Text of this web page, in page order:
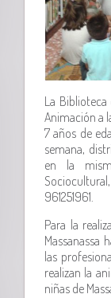
La Biblioteca
Animación a
7 años de
semana,
en la
961251961.
Para la
Massanassa
las
realizan la
niñas de